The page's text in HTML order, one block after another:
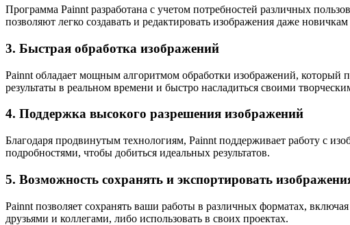
Программа Painnt разработана с учетом потребностей различных
позволяют легко создавать и редактировать изображения даже
3. Быстрая обработка изображений
Painnt обладает мощным алгоритмом обработки изображений, который
результаты в реальном времени и быстро насладиться своими
4. Поддержка высокого разрешения изображений
Благодаря продвинутым технологиям, Painnt поддерживает работу с
подробностями, чтобы добиться идеальных результатов.
5. Возможность сохранять и экспортировать
Painnt позволяет сохранять ваши работы в различных форматах,
друзьями и коллегами, либо использовать в своих проектах.